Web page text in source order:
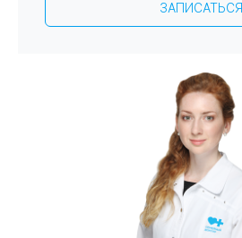
ЗАПИСАТЬСЯ